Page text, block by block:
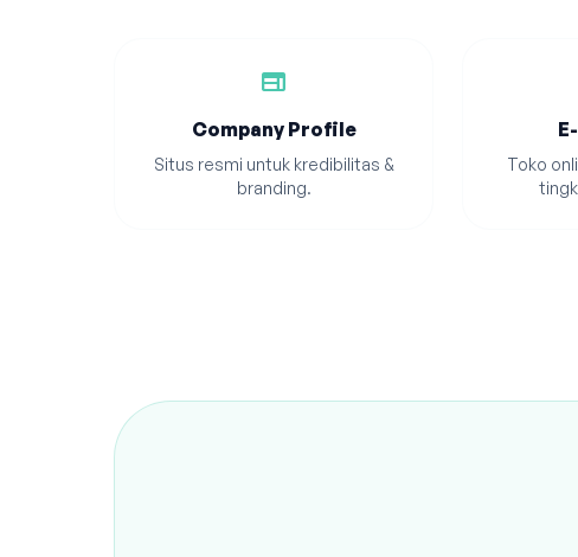
web
Company Profile
Situs resmi untuk kredibilitas &
branding.
Toko